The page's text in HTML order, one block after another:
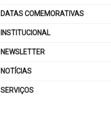
DATAS COMEMORATIVAS
INSTITUCIONAL
NEWSLETTER
NOTÍCIAS
SERVIÇOS